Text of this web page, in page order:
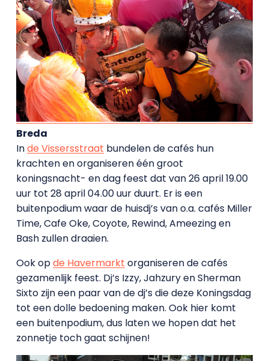
Breda
Inde Vissersstraat bundelen de cafés hun
krachten en organiseren één groot
koningsnacht- en dag feest dat van 26 april 19.00
uur tot 28 april 04.00 uur duurt. Er is een
buitenpodium waar de huisdj’s van o.a. cafés Miller
Time, Cafe Oke, Coyote, Rewind, Ameezing en
Bash zullen draaien.
Ook opde Havermarkt organiseren de cafés
gezamenlijk feest. Dj’s Izzy, Jahzury en Sherman
Sixto zijn een paar van de dj’s die deze Koningsdag
tot een dolle bedoening maken. Ook hier komt
een buitenpodium, dus laten we hopen dat het
zonnetje toch gaat schijnen!